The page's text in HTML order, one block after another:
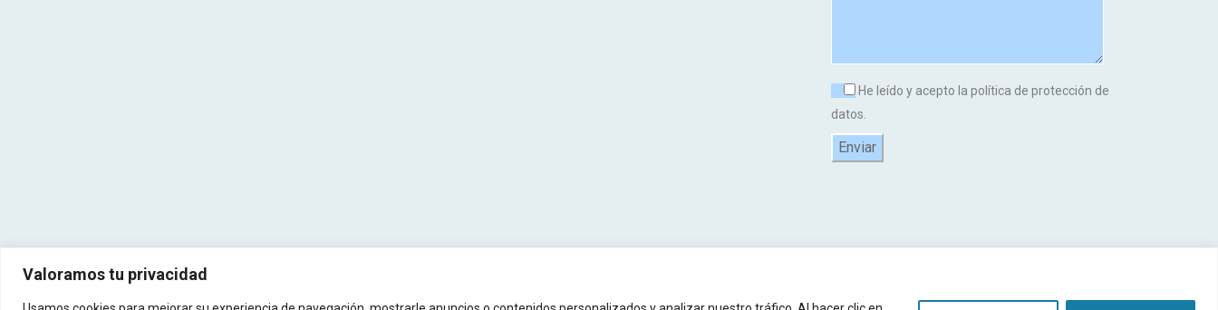
Valoramos tu privacidad
He leído y acepto la política de protección de
datos.
Términos y Condiciones-Diseño Web por Interiberica